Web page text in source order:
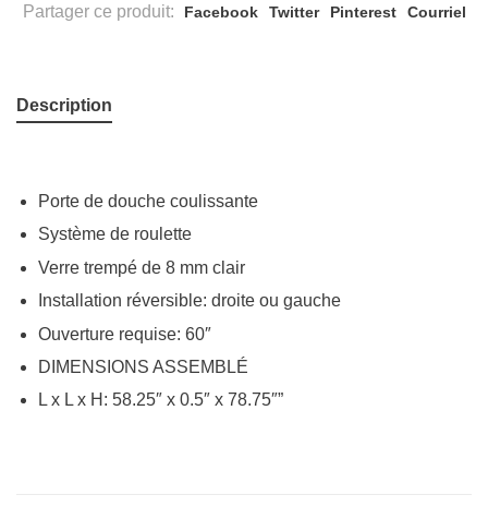
Partager ce produit: Facebook Twitter Pinterest Courriel
Description
Porte de douche coulissante
Système de roulette
Verre trempé de 8 mm clair
Installation réversible: droite ou gauche
Ouverture requise: 60″
DIMENSIONS ASSEMBLÉ
L x L x H: 58.25″ x 0.5″ x 78.75″”